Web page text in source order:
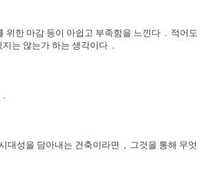
위한 마감 등이 아쉽고 부족함을 느낀다 . 적어도
는 않는가 하는 생각이다 .
.
대성을 담아내는 건축이라면 , 그것을 통해 무엇